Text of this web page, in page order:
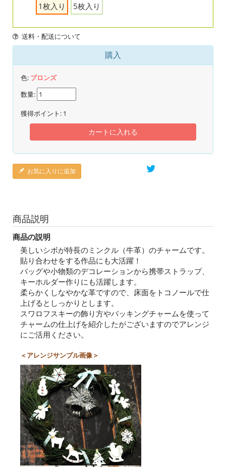
1枚入り
5枚入り
送料・配送について
購入
色: ブロンズ
数量:
獲得ポイント: 1
カートに入れる
お気に入りに追加
商品説明
商品の説明
美しいシボが特長のミンクル（牛革）のチャームです。
貼り合わせをする作品にも大活躍！
バッグや小物類のデコレーションから携帯ストラップ、
キーホルダー作りにも活躍します。
柔らかくしなやかな革ですので、床面をトコノールで仕
上げるとしっかりとします。
スワロフスキーの飾り方やバッキングチャームを使って
チャームの仕上げを紹介したがございますのでアレンジ
にご活用ください。
＜アレンジサンプル画像＞